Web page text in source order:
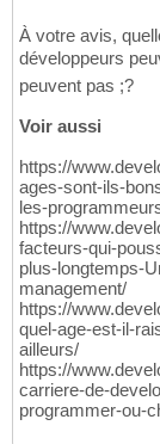
À votre avis,
développeurs
peuvent pas ;?
Voir aussi
https://
ages-sont-ils-
les-
https://
facteurs-qui-
plus-longtemps-
management/
https://
quel-age-est-il-
ailleurs/
https://
carriere-de-
programmer-ou-